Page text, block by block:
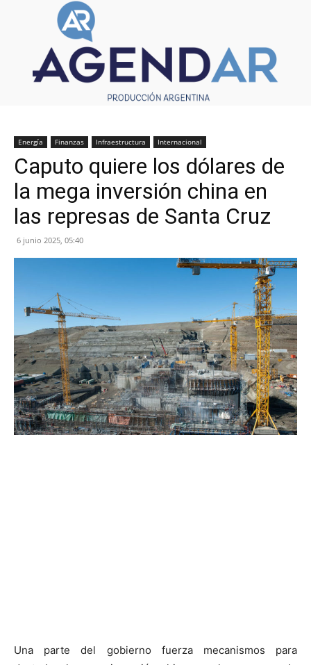
Energía Finanzas Infraestructura Internacional
Caputo quiere los dólares de
la mega inversión china en
las represas de Santa Cruz
6 junio 2025, 05:40
Una parte del gobierno fuerza mecanismos para